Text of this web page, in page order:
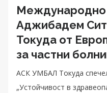
Международно
Аджибадем
Токуда от
за частни
АСК УМБАЛ Токуда
„Устойчивост в